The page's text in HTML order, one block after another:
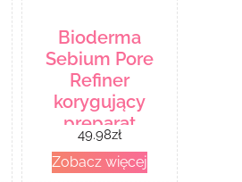
Bioderma
Sebium Pore
Refiner
korygujący
preparat
zwężający pory
30ml
49.98zł
Zobacz więcej